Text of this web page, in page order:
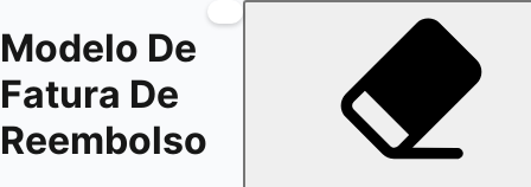
Modelo De
Fatura De
Reembolso